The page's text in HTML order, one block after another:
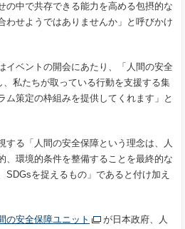
の中で共存できる能力を高める包摂的な
わせようではありませんか」と呼びかけ
イベントの開会にあたり、「人間の安全
、私たちが取っている行動を支援する集
ム策定の枠組みを提供してくれます」と
する「人間の安全保障という理念は、人
、環境的条件を整備することを最終的な
SDGsを捉えるもの」であると付け加え
の安全保障ユニット
が日本政府、人